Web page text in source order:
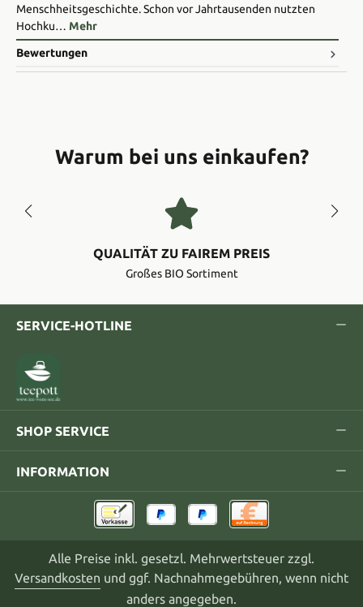
Menschheitsgeschichte. Schon vor Jahrtausenden nutzten
Hochku… Mehr
Bewertungen
Warum bei uns einkaufen?
QUALITÄT ZU FAIREM PREIS
Großes BIO Sortiment
SERVICE-HOTLINE
SHOP SERVICE
INFORMATION
Alle Preise inkl. gesetzl. Mehrwertsteuer zzgl.
Versandkosten und ggf. Nachnahmegebühren, wenn nicht
anders angegeben.